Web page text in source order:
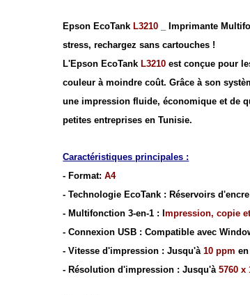
Epson EcoTank L3210 _ Imprimante
stress, rechargez sans cartouches !
L'Epson EcoTank L3210 est conçue pour
couleur à moindre coût. Grâce à son
une impression fluide, économique et de
petites entreprises en Tunisie.
Caractéristiques principales :
- Format:A4
- Technologie EcoTank : Réservoirs
- Multifonction 3-en-1 : Impression, copie
- Connexion USB : Compatible avec
- Vitesse d'impression : Jusqu'à10 ppm
- Résolution d'impression : Jusqu'à5760 x